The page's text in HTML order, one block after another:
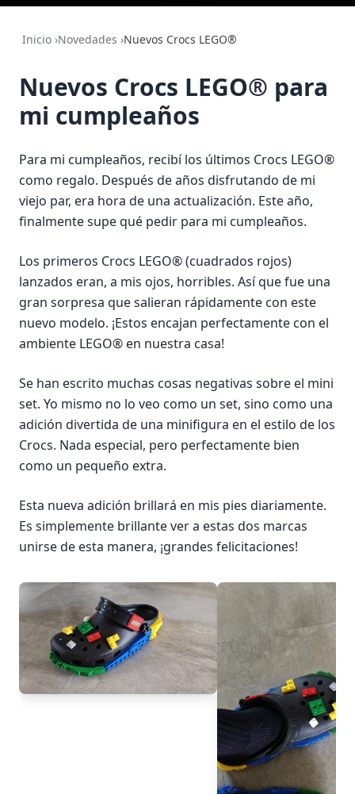
Inicio ›Novedades ›Nuevos Crocs LEGO®
Nuevos Crocs LEGO® para
mi cumpleaños
Para mi cumpleaños, recibí los últimos Crocs LEGO®
como regalo. Después de años disfrutando de mi
viejo par, era hora de una actualización. Este año,
finalmente supe qué pedir para mi cumpleaños.
Los primeros Crocs LEGO® (cuadrados rojos)
lanzados eran, a mis ojos, horribles. Así que fue una
gran sorpresa que salieran rápidamente con este
nuevo modelo. ¡Estos encajan perfectamente con el
ambiente LEGO® en nuestra casa!
Se han escrito muchas cosas negativas sobre el mini
set. Yo mismo no lo veo como un set, sino como una
adición divertida de una minifigura en el estilo de los
Crocs. Nada especial, pero perfectamente bien
como un pequeño extra.
Esta nueva adición brillará en mis pies diariamente.
Es simplemente brillante ver a estas dos marcas
unirse de esta manera, ¡grandes felicitaciones!